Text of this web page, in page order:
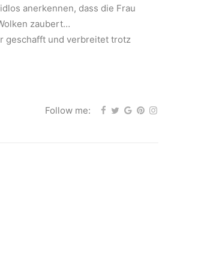
anerkennen, dass die Frau
zaubert…
geschafft und verbreitet trotz
Follow me: